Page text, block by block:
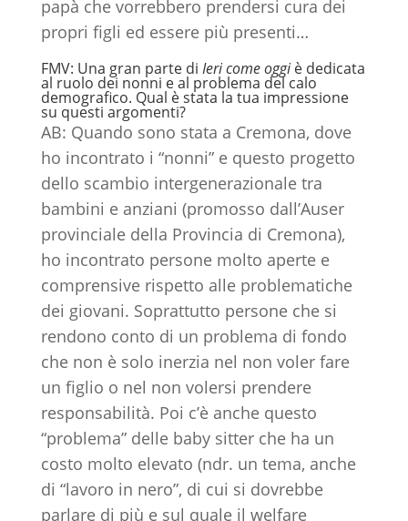
papà che vorrebbero prendersi cura dei
propri figli ed essere più presenti…
FMV: Una gran parte di Ieri come oggiè dedicata
al ruolo dei nonni e al problema del calo
demografico. Qual è stata la tua impressione
su questi argomenti?
AB: Quando sono stata a Cremona, dove
ho incontrato i “nonni” e questo progetto
dello scambio intergenerazionale tra
bambini e anziani (promosso dall’Auser
provinciale della Provincia di Cremona),
ho incontrato persone molto aperte e
comprensive rispetto alle problematiche
dei giovani. Soprattutto persone che si
rendono conto di un problema di fondo
che non è solo inerzia nel non voler fare
un figlio o nel non volersi prendere
responsabilità. Poi c’è anche questo
“problema” delle baby sitter che ha un
costo molto elevato (ndr. un tema, anche
di “lavoro in nero”, di cui si dovrebbe
parlare di più e sul quale il welfare